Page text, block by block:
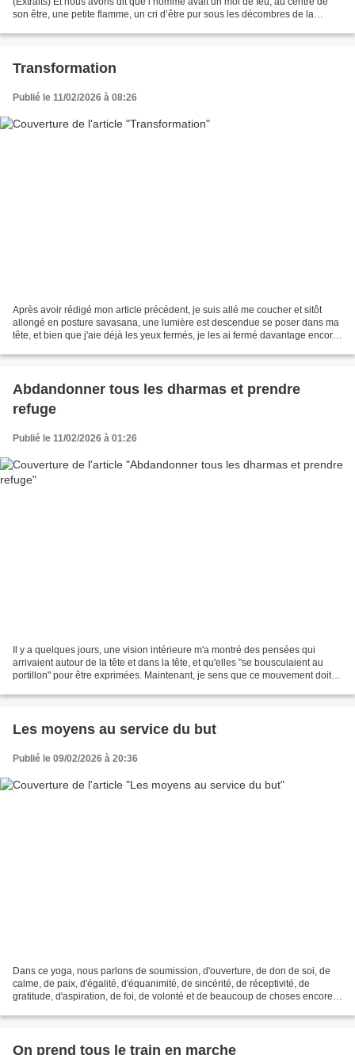
son être, une petite flamme, un cri d’être pur sous les décombres de la
Transformation
Publié le 11/02/2026 à 08:26
Après avoir rédigé mon article précédent, je suis allé me coucher et sitôt
allongé en posture savasana, une lumière est descendue se poser dans ma
tête, et bien que j'aie déjà les yeux fermés, je les ai fermé davantage encore,
Abdandonner tous les dharmas et prendre
refuge
Publié le 11/02/2026 à 01:26
Il y a quelques jours, une vision intérieure m'a montré des pensées qui
arrivaient autour de la tête et dans la tête, et qu'elles "se bousculaient au
portillon" pour être exprimées. Maintenant, je sens que ce mouvement doit
Les moyens au service du but
Publié le 09/02/2026 à 20:36
Dans ce yoga, nous parlons de soumission, d'ouverture, de don de soi, de
calme, de paix, d'égalité, d'équanimité, de sincérité, de réceptivité, de
gratitude, d'aspiration, de foi, de volonté et de beaucoup de choses encore.
On prend tous le train en marche